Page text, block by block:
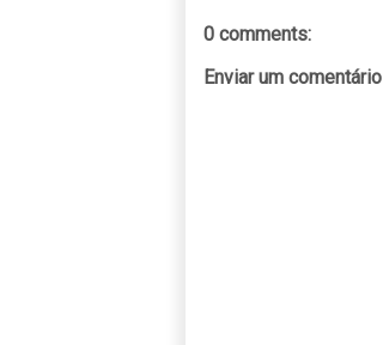
0 comments:
Enviar um comentário